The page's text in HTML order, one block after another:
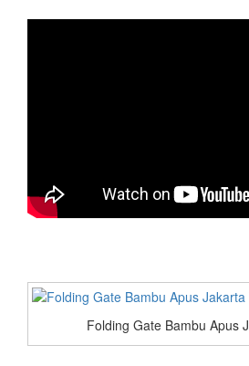
Folding Gate Bambu Apus